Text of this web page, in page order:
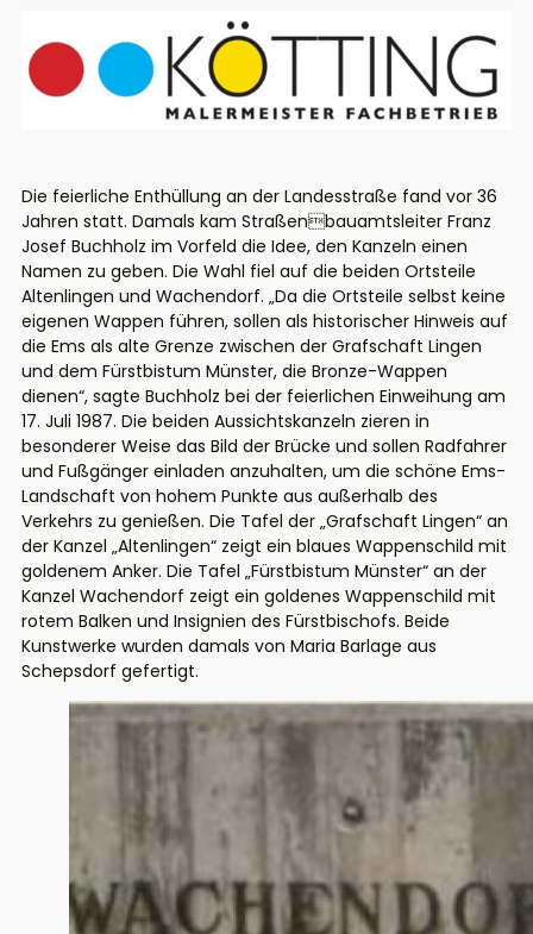
Die feierliche Enthüllung an der Landesstraße fand vor 36
Jahren statt. Damals kam Straßenbauamtsleiter Franz
Josef Buchholz im Vorfeld die Idee, den Kanzeln einen
Namen zu geben. Die Wahl fiel auf die beiden Ortsteile
Altenlingen und Wachendorf. „Da die Ortsteile selbst keine
eigenen Wappen führen, sollen als historischer Hinweis auf
die Ems als alte Grenze zwischen der Grafschaft Lingen
und dem Fürstbistum Münster, die Bronze-Wappen
dienen“, sagte Buchholz bei der feierlichen Einweihung am
17. Juli 1987. Die beiden Aussichtskanzeln zieren in
besonderer Weise das Bild der Brücke und sollen Radfahrer
und Fußgänger einladen anzuhalten, um die schöne Ems-
Landschaft von hohem Punkte aus außerhalb des
Verkehrs zu genießen. Die Tafel der „Grafschaft Lingen“ an
der Kanzel „Altenlingen“ zeigt ein blaues Wappenschild mit
goldenem Anker. Die Tafel „Fürstbistum Münster“ an der
Kanzel Wachendorf zeigt ein goldenes Wappenschild mit
rotem Balken und Insignien des Fürstbischofs. Beide
Kunstwerke wurden damals von Maria Barlage aus
Schepsdorf gefertigt.